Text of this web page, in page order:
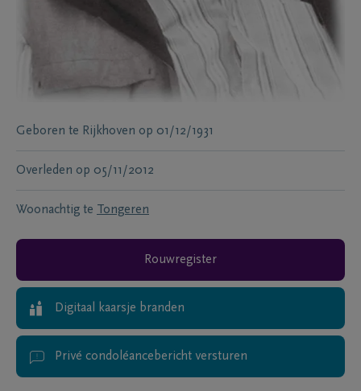
Geboren te Rijkhoven op 01/12/1931
Overleden op 05/11/2012
Woonachtig te Tongeren
Rouwregister
Digitaal kaarsje branden
Privé condoléancebericht versturen